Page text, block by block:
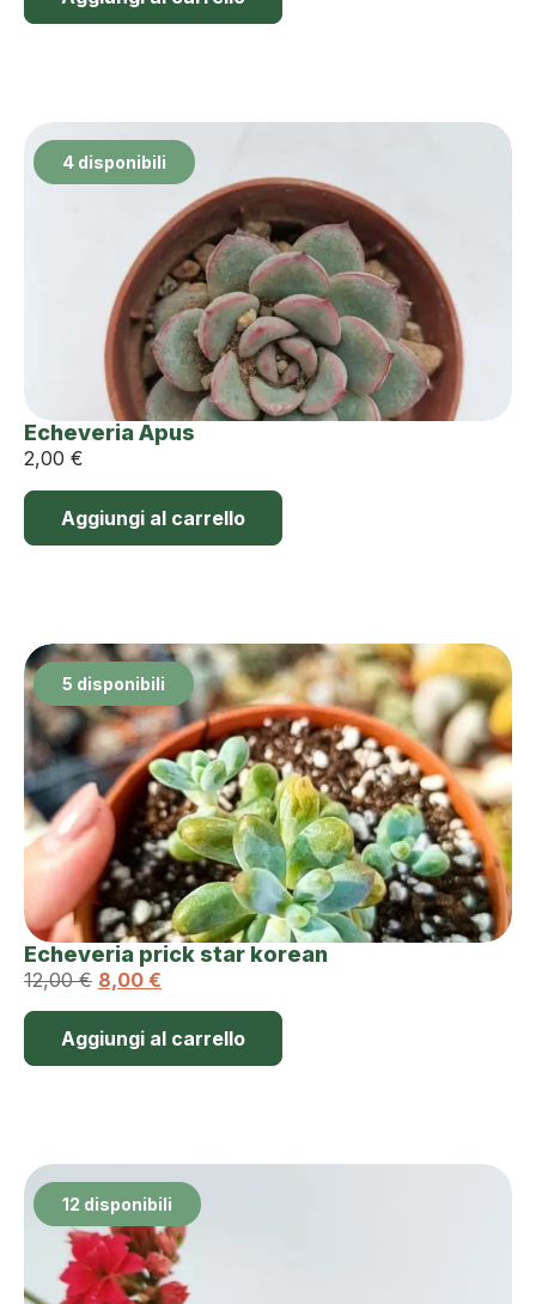
4 disponibili
Echeveria Apus
2,00 €
Aggiungi al carrello
5 disponibili
Echeveria prick star korean
12,00€ 8,00 €
Aggiungi al carrello
12 disponibili